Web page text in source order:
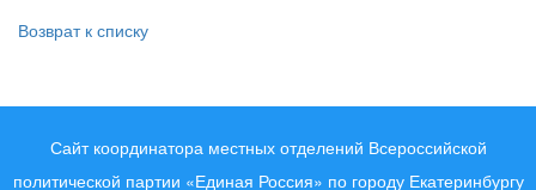
Возврат к списку
Сайт координатора местных отделений Всероссийской
политической партии «Единая Россия» по городу Екатеринбургу